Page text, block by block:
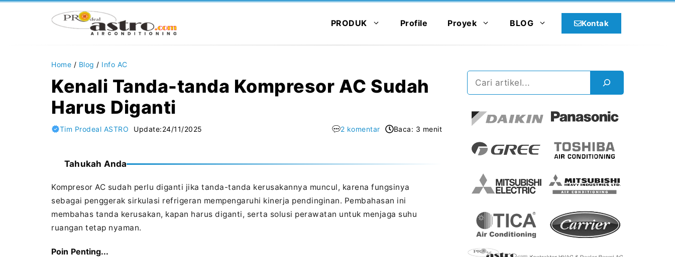
Langsung
PRODUK Profile Proyek BLOG Kontak
Home / Blog / Info AC
Kenali Tanda-tanda Kompresor AC Sudah
Harus Diganti
Tim Prodeal ASTRO Update:24/11/2025 2 komentar Baca: 3 menit
Tahukah Anda
Kompresor AC sudah perlu diganti jika tanda-tanda kerusakannya muncul, karena fungsinya
sebagai penggerak sirkulasi refrigeran mempengaruhi kinerja pendinginan. Pembahasan ini
membahas tanda kerusakan, kapan harus diganti, serta solusi perawatan untuk menjaga suhu
ruangan tetap nyaman.
Poin Penting...
Cari